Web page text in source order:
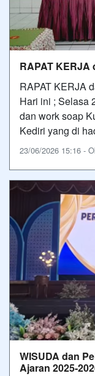
RAPAT KERJA
RAPAT KERJA
Hari ini ; Selasa
dan work soap
Kediri yang di
23/06/2026 15:16 -
WISUDA dan
Ajaran 2025-